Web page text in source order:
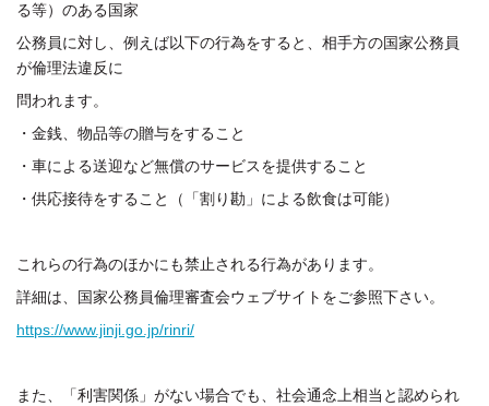
る等）のある国家
公務員に対し、例えば以下の行為をすると、相手方の国家公務員
が倫理法違反に
問われます。
・金銭、物品等の贈与をすること
・車による送迎など無償のサービスを提供すること
・供応接待をすること（「割り勘」による飲食は可能）
これらの行為のほかにも禁止される行為があります。
詳細は、国家公務員倫理審査会ウェブサイトをご参照下さい。
https://www.jinji.go.jp/rinri/
また、「利害関係」がない場合でも、社会通念上相当と認められ